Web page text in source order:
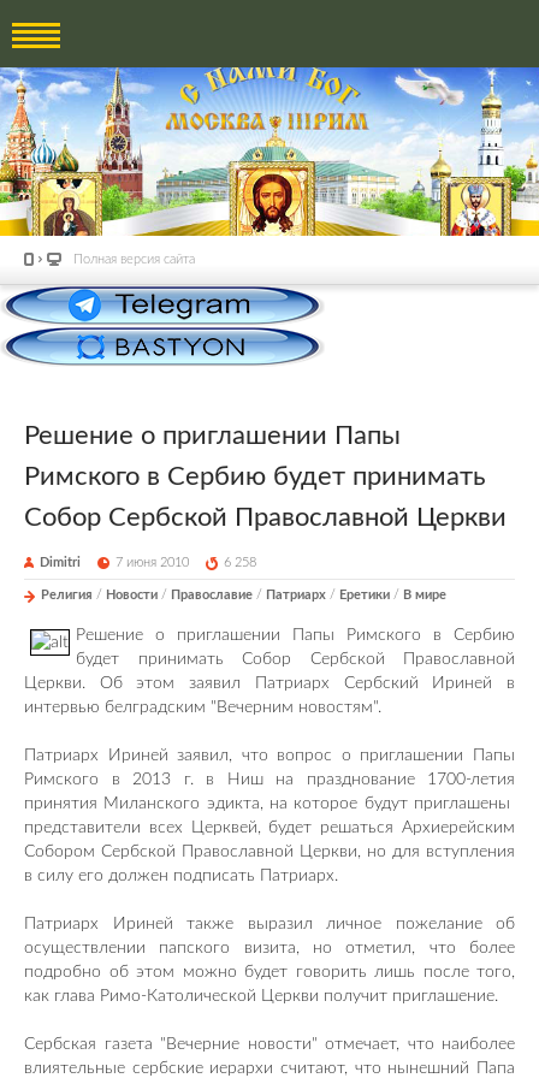
Полная версия сайта
Решение о приглашении Папы
Римского в Сербию будет принимать
Собор Сербской Православной Церкви
Dimitri 7 июня 2010 6 258
Религия / Новости / Православие / Патриарх / Еретики / В мире
Решение о приглашении Папы Римского в Сербию
будет принимать Собор Сербской Православной
Церкви. Об этом заявил Патриарх Сербский Ириней в
интервью белградским "Вечерним новостям".
Патриарх Ириней заявил, что вопрос о приглашении Папы
Римского в 2013 г. в Ниш на празднование 1700-летия
принятия Миланского эдикта, на которое будут приглашены
представители всех Церквей, будет решаться Архиерейским
Собором Сербской Православной Церкви, но для вступления
в силу его должен подписать Патриарх.
Патриарх Ириней также выразил личное пожелание об
осуществлении папского визита, но отметил, что более
подробно об этом можно будет говорить лишь после того,
как глава Римо-Католической Церкви получит приглашение.
Сербская газета "Вечерние новости" отмечает, что наиболее
влиятельные сербские иерархи считают, что нынешний Папа